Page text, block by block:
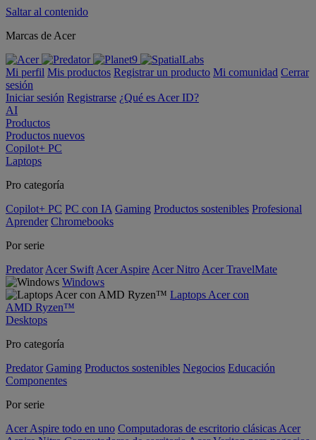
Saltar al contenido
Marcas de Acer
Mi perfil Mis productos Registrar un producto Mi comunidad Cerrar
sesión
Iniciar sesión Registrarse ¿Qué es Acer ID?
AI
Productos
Productos nuevos
Copilot+ PC
Laptops
Pro categoría
Copilot+ PC PC con IA Gaming Productos sostenibles Profesional
Aprender Chromebooks
Por serie
Predator Acer Swift Acer Aspire Acer Nitro Acer TravelMate
Windows
Laptops Acer con
AMD Ryzen™
Desktops
Pro categoría
Predator Gaming Productos sostenibles Negocios Educación
Componentes
Por serie
Acer Aspire todo en uno Computadoras de escritorio clásicas Acer